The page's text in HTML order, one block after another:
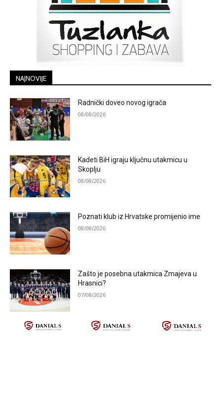
NAJNOVIJE
Radnički doveo novog igrača
08/08/2026
Kadeti BiH igraju ključnu utakmicu u
Skoplju
08/08/2026
Poznati klub iz Hrvatske promijenio ime
08/08/2026
Zašto je posebna utakmica Zmajeva u
Hrasnici?
07/08/2026